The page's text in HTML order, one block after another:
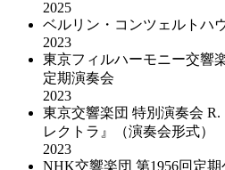
2025
ベルリン・コンツェルトハ
2023
東京フィルハーモニー交響
定期演奏会
2023
東京交響楽団 特別演奏会
レクトラ』（演奏会形式）
2023
NHK交響楽団 第1956回定